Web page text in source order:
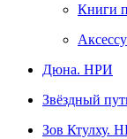
Книги
Дюна. НРИ
Звёздный
Зов Ктулху.